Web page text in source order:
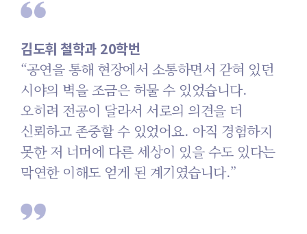
김도휘 철학과 20학번
“공연을 통해 현장에서 소통하면서 갇혀 있던
시야의 벽을 조금은 허물 수 있었습니다.
오히려 전공이 달라서 서로의 의견을 더
신뢰하고 존중할 수 있었어요. 아직 경험하지
못한 저 너머에 다른 세상이 있을 수도 있다는
막연한 이해도 얻게 된 계기였습니다.”